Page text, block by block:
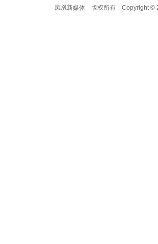
凤凰新媒体
版权所有 Copyright ©